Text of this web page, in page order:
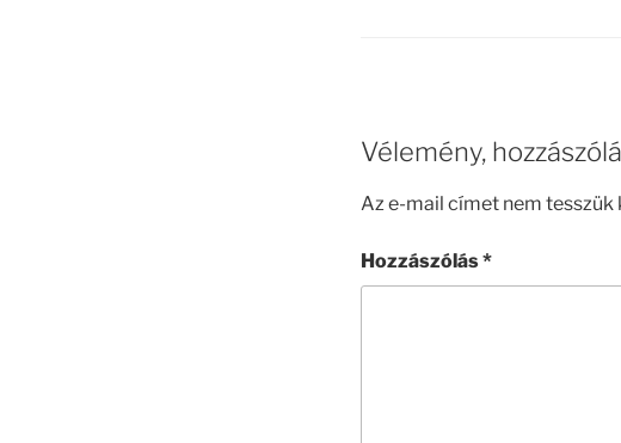
Vélemény,
Az e-mail címet nem tesszük
Hozzászólás*